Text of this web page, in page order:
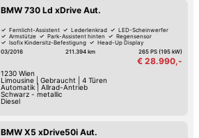
BMW 730 Ld xDrive Aut.
Fernlicht-Assistent Lederlenkrad
LED-Scheinwerfer
Armstütze
Park-Assistent hinten
Regensensor
Isofix Kindersitz-Befestigung
Head-Up Display
03/2016
211.394 km 265 PS (195 kW)
€ 28.990,-
1230 Wien
Limousine| Gebraucht
4 Türen
Automatik| Allrad-Antrieb
Schwarz - metallic
Diesel
BMW X5 xDrive50i Aut.